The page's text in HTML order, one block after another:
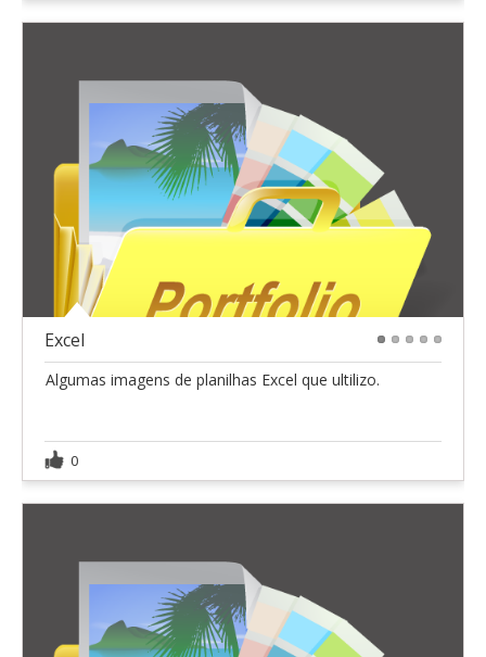
Excel
Algumas imagens de planilhas Excel que ultilizo.
0